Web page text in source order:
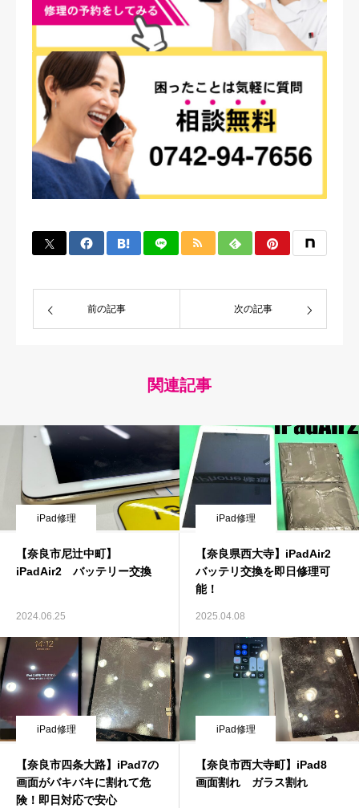
前の記事 次の記事
関連記事
iPad修理
【奈良市尼辻中町】
iPadAir2 バッテリー交換
2024.06.25
iPad修理
【奈良県西大寺】iPadAir2
バッテリ交換を即日修理可
能！
2025.04.08
iPad修理
【奈良市四条大路】iPad7の
画面がバキバキに割れて危
険！即日対応で安心
iPad修理
【奈良市西大寺町】iPad8
画面割れ ガラス割れ